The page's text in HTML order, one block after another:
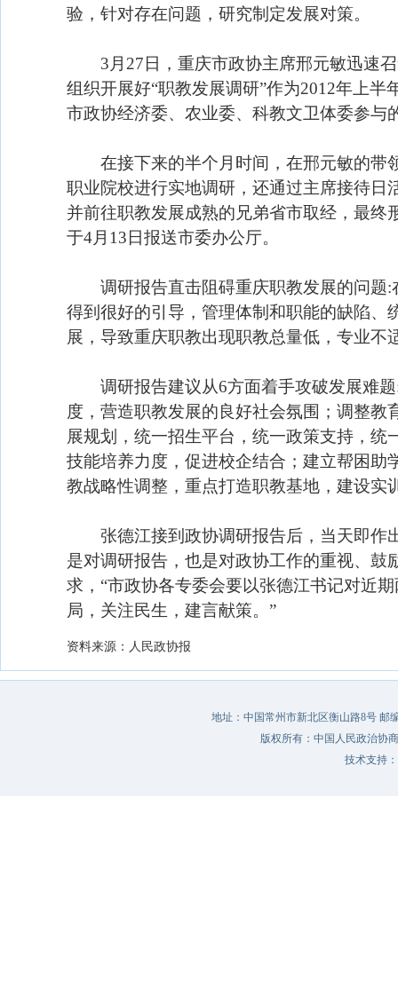
验，针对存在问题，研究制定发展对策。
3月27日，重庆市政协主席邢元敏迅速召
组织开展好“职教发展调研”作为2012年上
市政协经济委、农业委、科教文卫体委参与
在接下来的半个月时间，在邢元敏的带
职业院校进行实地调研，还通过主席接待
并前往职教发展成熟的兄弟省市取经，最
于4月13日报送市委办公厅。
调研报告直击阻碍重庆职教发展的问题:
得到很好的引导，管理体制和职能的缺陷
展，导致重庆职教出现职教总量低，专业
调研报告建议从6方面着手攻破发展难题:
度，营造职教发展的良好社会氛围；调整
展规划，统一招生平台，统一政策支持，
技能培养力度，促进校企结合；建立帮困助
教战略性调整，重点打造职教基地，建设实
张德江接到政协调研报告后，当天即作
是对调研报告，也是对政协工作的重视、鼓
求，“市政协各专委会要以张德江书记对近
局，关注民生，建言献策。”
资料来源：人民政协报
地址：中国常州市新北区衡山路8号 邮
版权所有：中国人民政治协
技术支持：